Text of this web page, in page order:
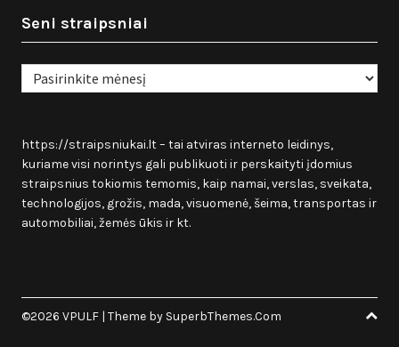
Seni straipsniai
Seni
straipsniai
https://straipsniukai.lt– tai atviras interneto leidinys,
kuriame visi norintys gali publikuoti ir perskaityti įdomius
straipsnius tokiomis temomis, kaip namai, verslas, sveikata,
technologijos, grožis, mada, visuomenė, šeima, transportas ir
automobiliai, žemės ūkis ir kt.
©2026 VPULF | Theme by SuperbThemes.Com